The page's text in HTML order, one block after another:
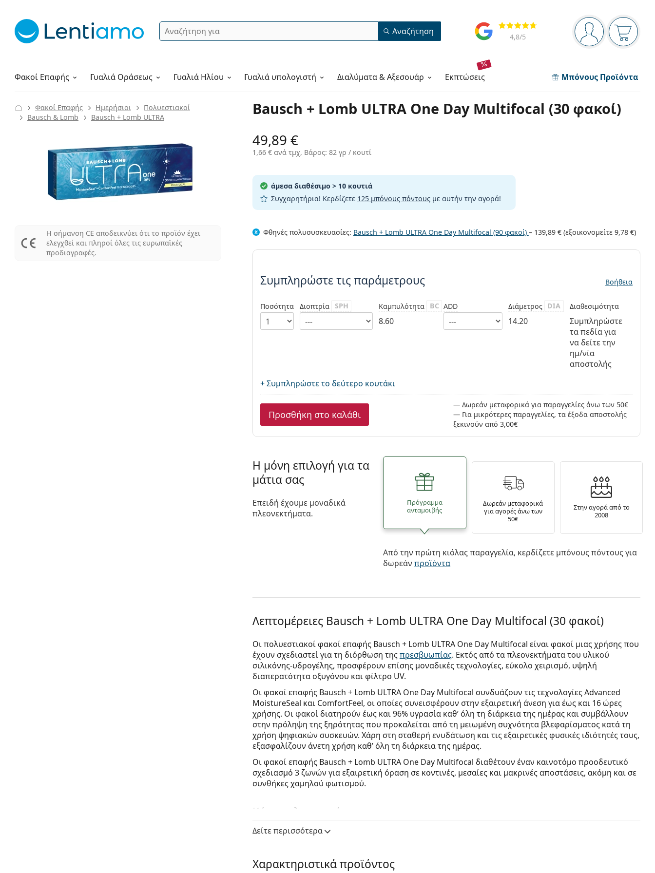
Πίνακας πλοήγησης
Είστε
Το
Αξιολογήσεις
4,8/5
Αναζήτηση Αναζήτηση
Φακοί Επαφής
Υγρά φακών ΓυαλιάΟράσεως Γυαλιά Ηλίου Γυαλιά υπολογιστή Διαλύματα & Αξεσουάρ εκπτώσεις Μπόνους Προϊόντα
Πώς να παραγγείλετε
Bausch + Lomb ULTRA One Day Multifocal (30 φακοί)
Φακοί Επαφής Ημερήσιοι
Πολυεστιακοί
Bausch & Lomb
Bausch + Lomb ULTRA
Η σήμανση CE αποδεικνύει ότι το προϊόν έχει
ελεγχθεί και πληροί όλες τις ευρωπαϊκές
προδιαγραφές.
49,89 €
1,66 €ανά τμχ, Βάρος: 82 γρ / κουτί
άμεσα διαθέσιμο > 10 κουτιά
Συγχαρητήρια! Κερδίζετε 125 μπόνους πόντουςμε αυτήν την αγορά!
Φθηνές πολυσυσκευασίες: Bausch + Lomb ULTRA One Day Multifocal (90 φακοί) – 139,89 €(εξοικονομείτε 9,78 €)
Συμπληρώστε τις παράμετρους
Συμπληρώστε τις παράμετρους Βοήθεια
Ποσότητα Διοπτρία SPH Καμπυλότητα BC
8.60
ADD Διάμετρος DIA
14.20
Διαθεσιμότητα
Συμπληρώστε
τα πεδία για
να δείτε την
ημ/νία
αποστολής
+ Συμπληρώστε το δεύτερο κουτάκι
Προσθήκη στο καλάθι
Δωρεάν μεταφορικά για παραγγελίες άνω των 50€
Για μικρότερες παραγγελίες, τα έξοδα αποστολής
ξεκινούν από 3,00€
Η μόνη επιλογή για τα
μάτια σας
Επειδή έχουμε μοναδικά
πλεονεκτήματα.
Πρόγραμμα
ανταμοιβής
Δωρεάν μεταφορικά
για αγορές άνω των
50€
Στην αγορά από το
2008
Από την πρώτη κιόλας παραγγελία, κερδίζετε μπόνους πόντους για
δωρεάνπροϊόντα
Λεπτομέρειες Bausch + Lomb ULTRA One Day Multifocal (30 φακοί)
Οι πολυεστιακοί φακοί επαφής Bausch + Lomb ULTRA One Day Multifocal είναι φακοί μιας χρήσης που
έχουν σχεδιαστεί για τη διόρθωση τηςπρεσβυωπίας. Εκτός από τα πλεονεκτήματα του υλικού
σιλικόνης-υδρογέλης, προσφέρουν επίσης μοναδικές τεχνολογίες, εύκολο χειρισμό, υψηλή
διαπερατότητα οξυγόνου και φίλτρο UV.
Οι φακοί επαφής Bausch + Lomb ULTRA One Day Multifocal συνδυάζουν τις τεχνολογίες Advanced
MoistureSeal και ComfortFeel, οι οποίες συνεισφέρουν στην εξαιρετική άνεση για έως και 16 ώρες
χρήσης. Οι φακοί διατηρούν έως και 96% υγρασία καθ’ όλη τη διάρκεια της ημέρας και συμβάλλουν
στην πρόληψη της ξηρότητας που προκαλείται από τη μειωμένη συχνότητα βλεφαρίσματος κατά τη
χρήση ψηφιακών συσκευών. Χάρη στη σταθερή ενυδάτωση και τις εξαιρετικές φυσικές ιδιότητές τους,
εξασφαλίζουν άνετη χρήση καθ’ όλη τη διάρκεια της ημέρας.
Οι φακοί επαφής Bausch + Lomb ULTRA One Day Multifocal διαθέτουν έναν καινοτόμο προοδευτικό
σχεδιασμό 3 ζωνών για εξαιρετική όραση σε κοντινές, μεσαίες και μακρινές αποστάσεις, ακόμη και σε
συνθήκες χαμηλού φωτισμού.
Κύρια πλεονεκτήματα
Ποια είναι τα πλεονεκτήματα αυτών των
επιτρέπει την όραση σε όλες τις αποστάσεις. Η πολυεστιακή κατασκευή παρέχει διόρθωση της
Δείτε περισσότερα
Χαρακτηριστικά προϊόντος